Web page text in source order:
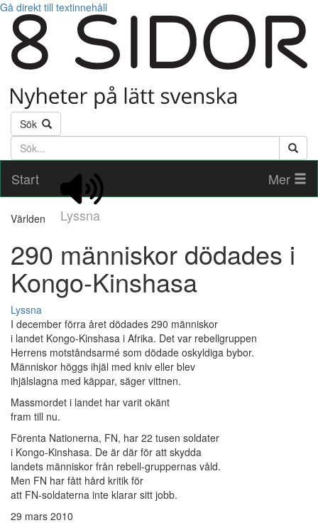
Gå direkt till textinnehåll
Sök
Söktext
Start
Lyssna
Mer
Världen
290 människor dödades i
Kongo-Kinshasa
Lyssna
I december förra året dödades 290 människor
i landet Kongo-Kinshasa i Afrika. Det var rebellgruppen
Herrens motståndsarmé som dödade oskyldiga bybor.
Människor höggs ihjäl med kniv eller blev
ihjälslagna med käppar, säger vittnen.
Massmordet i landet har varit okänt
fram till nu.
Förenta Nationerna, FN, har 22 tusen soldater
i Kongo-Kinshasa. De är där för att skydda
landets människor från rebell-gruppernas våld.
Men FN har fått hård kritik för
att FN-soldaterna inte klarar sitt jobb.
29 mars 2010